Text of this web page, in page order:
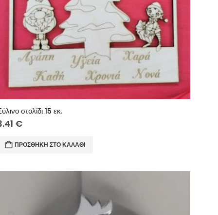
στολίδι 15 εκ.
€
ΠΡΟΣΘΉΚΗ ΣΤΟ ΚΑΛΆΘΙ